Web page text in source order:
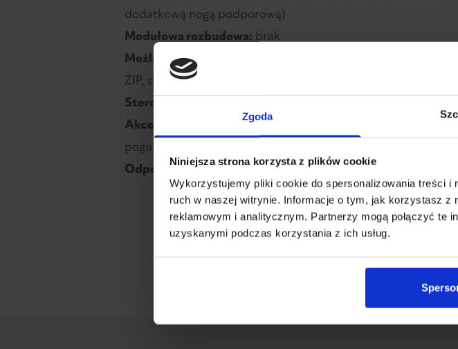
Zgoda
Niniejsza strona korzysta z plików cookie
Wykorzystujemy pliki cookie do spersonalizowania treści i
ruch w naszej witrynie. Informacje o tym, jak korzystasz z
reklamowym i analitycznym. Partnerzy mogą połączyć te
uzyskanymi podczas korzystania z ich usług.
dodatkową nogą podporową)
Modułowa rozbudowa: brak
Możliwość pełnej zabudowy bocznej:
ZIP, shuttersy, panel stały)
Sterowanie:
Akcesoria:
tak. Możliwe akcesoria (oświetlenie LED, czujniki
pogodowe, promiennik ciepła)
Odporność na wiatr:160 km/h